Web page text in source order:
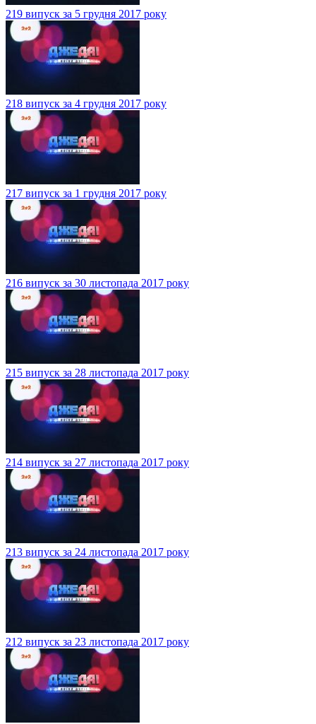
219 випуск за 5 грудня 2017 року
218 випуск за 4 грудня 2017 року
217 випуск за 1 грудня 2017 року
216 випуск за 30 листопада 2017 року
215 випуск за 28 листопада 2017 року
214 випуск за 27 листопада 2017 року
213 випуск за 24 листопада 2017 року
212 випуск за 23 листопада 2017 року